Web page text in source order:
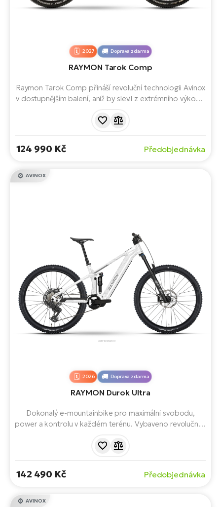
Doprava zdarma
2027
RAYMON Tarok Comp
Raymon Tarok Comp přináší revoluční technologii Avinox
v dostupnějším balení, aniž by slevil z extrémního výkonu.
odolným osazením Shimano Cues Linkglide je tento
124 990 Kč Předobjednávka
Doprava zdarma
AVINOX
2026
RAYMON Durok Ultra
Dokonalý e-mountainbike pro maximální svobodu,
power a kontrolu v každém terénu. Vybaveno revolučním
řazením Sram AXS. Hliníkový rám se zdvihem 150 mm
142 490 Kč Předobjednávka
AVINOX